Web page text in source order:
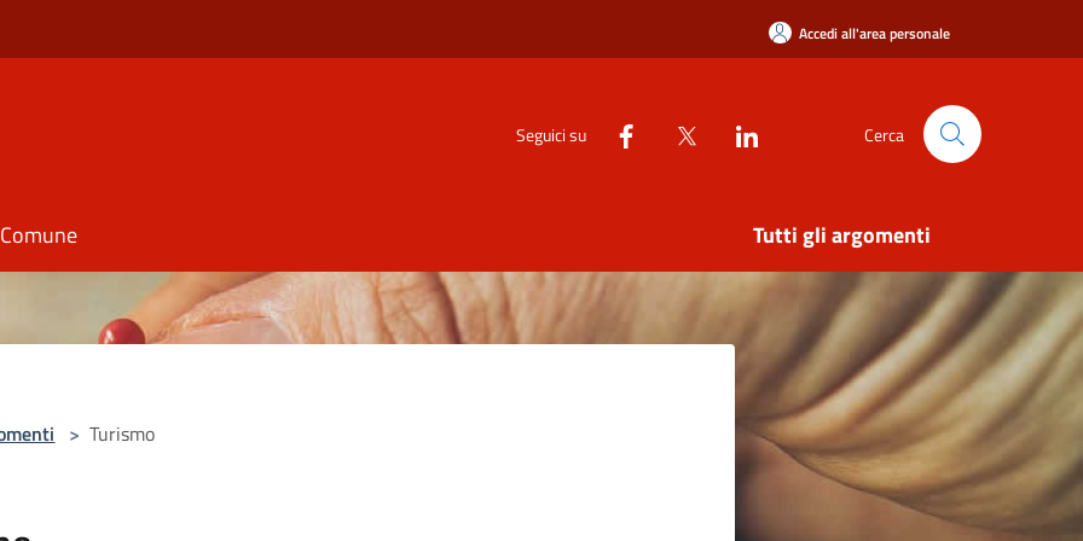
Accedi all'area personale
Seguici su Cerca
Tutti gli argomenti
> Turismo